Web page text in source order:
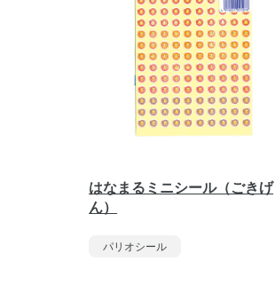
はなまるミニシール（ごきげ
ん）
パリオシール